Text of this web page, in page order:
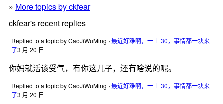
» More topics by ckfear
ckfear's recent replies
Replied to a topic by CaoJiWuMing › 最近好难啊，一上 30，事情都一块来
了3 月 20 日
你妈就活该受气，有你这儿子，还有啥说的呢。
Replied to a topic by CaoJiWuMing › 最近好难啊，一上 30，事情都一块来
了3 月 20 日